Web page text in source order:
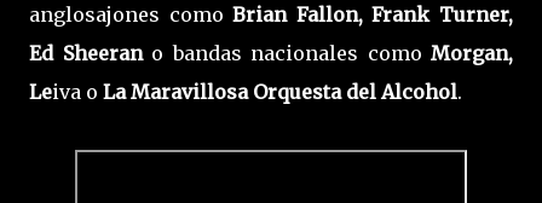
anglosajones comoBrian Fallon, Frank Turner,
Ed Sheerano bandas nacionales como Morgan,
Leiva o La Maravillosa Orquesta del Alcohol.